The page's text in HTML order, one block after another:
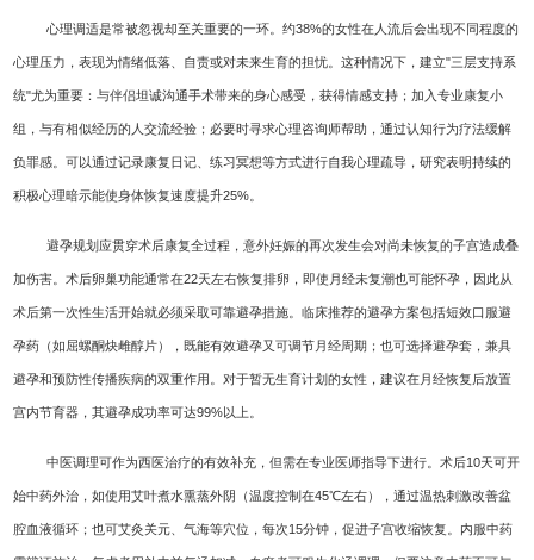
心理调适是常被忽视却至关重要的一环。约38%的女性在人流后会出现不同程度的
心理压力，表现为情绪低落、自责或对未来生育的担忧。这种情况下，建立"三层支持系
统"尤为重要：与伴侣坦诚沟通手术带来的身心感受，获得情感支持；加入专业康复小
组，与有相似经历的人交流经验；必要时寻求心理咨询师帮助，通过认知行为疗法缓解
负罪感。可以通过记录康复日记、练习冥想等方式进行自我心理疏导，研究表明持续的
积极心理暗示能使身体恢复速度提升25%。
避孕规划应贯穿术后康复全过程，意外妊娠的再次发生会对尚未恢复的子宫造成叠
加伤害。术后卵巢功能通常在22天左右恢复排卵，即使月经未复潮也可能怀孕，因此从
术后第一次性生活开始就必须采取可靠避孕措施。临床推荐的避孕方案包括短效口服避
孕药（如屈螺酮炔雌醇片），既能有效避孕又可调节月经周期；也可选择避孕套，兼具
避孕和预防性传播疾病的双重作用。对于暂无生育计划的女性，建议在月经恢复后放置
宫内节育器，其避孕成功率可达99%以上。
中医调理可作为西医治疗的有效补充，但需在专业医师指导下进行。术后10天可开
始中药外治，如使用艾叶煮水熏蒸外阴（温度控制在45℃左右），通过温热刺激改善盆
腔血液循环；也可艾灸关元、气海等穴位，每次15分钟，促进子宫收缩恢复。内服中药